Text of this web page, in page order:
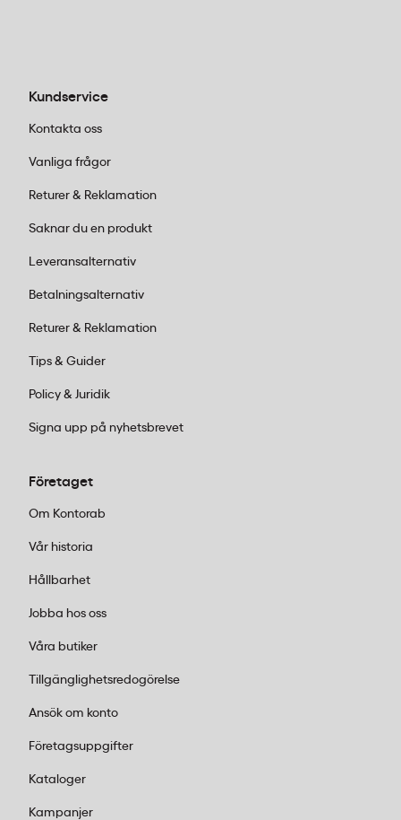
Filofax Pocket 2026 med dag per sida passar den
som har många dagliga noteringar och behöver
Kundservice
Kontakta oss
Vanliga frågor
Returer & Reklamation
Saknar du en produkt
Leveransalternativ
Betalningsalternativ
Returer & Reklamation
Tips & Guider
Policy & Juridik
Signa upp på nyhetsbrevet
Företaget
Om Kontorab
Vår historia
Hållbarhet
Jobba hos oss
Våra butiker
Tillgänglighetsredogörelse
Ansök om konto
Företagsuppgifter
Kataloger
Kampanjer